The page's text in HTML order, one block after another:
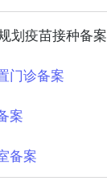
划疫苗接种备案
门诊备案
案
备案